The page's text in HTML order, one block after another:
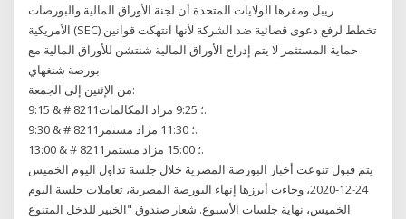
ريبل ومقرها الولايات المتحدة أن لجنة الأوراق المالية والبورصات
الأمريكية (SEC) تخطط لرفع دعوى قضائية ضد الشركة لأنها انتهكت قوانين
حماية المستثمر لا يتم إدراج الأوراق المالية شنتشن للأوراق المالية مع
بورصة شنغهاي.
من الإثنين إلى الجمعة:
9:15 & # 8211؛ 9:25 مزاد المكالمات.
9:30 & # 8211؛ 11:30 مزاد مستمر.
13:00 & # 8211؛ 15:00 مزاد مستمر.
يتم قبول تنوعت أخبار البورصة المصرية خلال جلسة تداول اليوم الخميس
24-12-2020، وجاءت أبرزها إنهاء البورصة المصرية، تعاملات جلسة اليوم
الخميس، نهاية جلسات الأسبوع. شعار صندوق "الخبير للدخل المتنوع